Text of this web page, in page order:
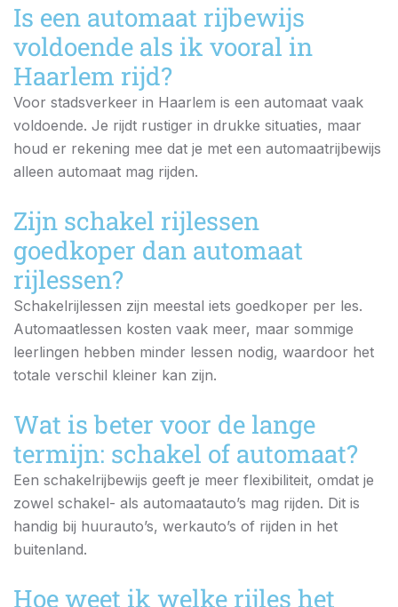
Is een automaat rijbewijs
voldoende als ik vooral in
Haarlem rijd?
Voor stadsverkeer in Haarlem is een automaat vaak
voldoende. Je rijdt rustiger in drukke situaties, maar
houd er rekening mee dat je met een automaatrijbewijs
alleen automaat mag rijden.
Zijn schakel rijlessen
goedkoper dan automaat
rijlessen?
Schakelrijlessen zijn meestal iets goedkoper per les.
Automaatlessen kosten vaak meer, maar sommige
leerlingen hebben minder lessen nodig, waardoor het
totale verschil kleiner kan zijn.
Wat is beter voor de lange
termijn: schakel of automaat?
Een schakelrijbewijs geeft je meer flexibiliteit, omdat je
zowel schakel- als automaatauto’s mag rijden. Dit is
handig bij huurauto’s, werkauto’s of rijden in het
buitenland.
Hoe weet ik welke rijles het